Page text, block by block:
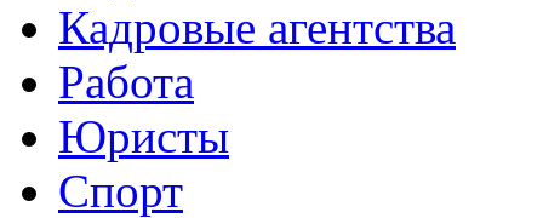
Кадровые агентства
Работа
Юристы
Спорт